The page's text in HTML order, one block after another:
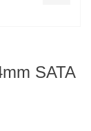
SATA